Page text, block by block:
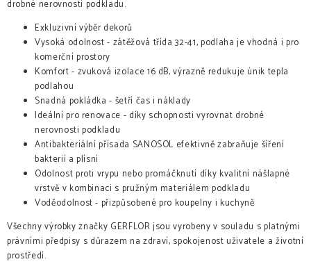
drobné nerovnosti podkladu.
Exkluzivní výběr dekorů
Vysoká odolnost - zátěžová třída 32-41, podlaha je vhodná i pro
komerční prostory
Komfort - zvuková izolace 16 dB, výrazně redukuje únik tepla
podlahou
Snadná pokládka - šetří čas i náklady
Ideální pro renovace - díky schopnosti vyrovnat drobné
nerovnosti podkladu
Antibakteriální přísada SANOSOL efektivně zabraňuje šíření
bakterií a plísní
Odolnost proti vrypu nebo promáčknutí díky kvalitní nášlapné
vrstvě v kombinaci s pružným materiálem podkladu
Voděodolnost - přizpůsobené pro koupelny i kuchyně
Všechny výrobky značky GERFLOR jsou vyrobeny v souladu s platnými
právními předpisy s důrazem na zdraví, spokojenost uživatele a životní
prostředí.